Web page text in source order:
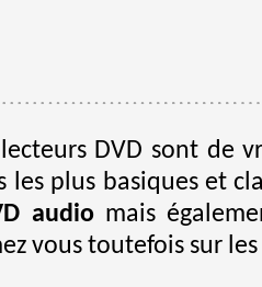
DVD sont de
les plus basiques et
audiomais
vous toutefois sur